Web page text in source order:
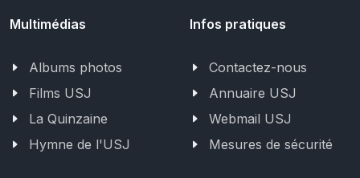
Multimédias
Albums photos
Films USJ
La Quinzaine
Hymne de l'USJ
Infos pratiques
Contactez-nous
Annuaire USJ
Webmail USJ
Mesures de sécurité